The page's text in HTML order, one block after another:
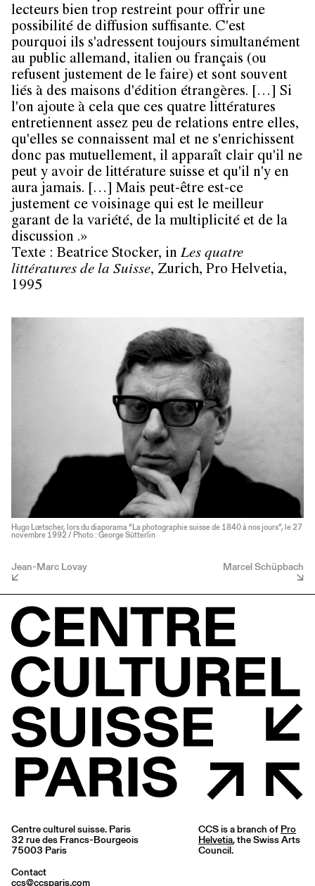
lecteurs bien trop restreint pour offrir une
possibilité de diffusion suffisante. C'est
pourquoi ils s'adressent toujours simultanément
au public allemand, italien ou français (ou
refusent justement de le faire) et sont souvent
liés à des maisons d'édition étrangères. […] Si
l'on ajoute à cela que ces quatre littératures
entretiennent assez peu de relations entre elles,
qu'elles se connaissent mal et ne s'enrichissent
donc pas mutuellement, il apparaît clair qu'il ne
peut y avoir de littérature suisse et qu'il n'y en
aura jamais. […] Mais peut-être est-ce
justement ce voisinage qui est le meilleur
garant de la variété, de la multiplicité et de la
discussion .»
Texte : Beatrice Stocker, in Les quatre
littératures de la Suisse, Zurich, Pro Helvetia,
1995
Hugo Lœtscher, lors du diaporama “La photographie suisse de 1840 à nos jours”, le 27
novembre 1992 / Photo : George Sütterlin
Jean-Marc Lovay Marcel Schüpbach
Centre culturel suisse. Paris
32 rue des Francs-Bourgeois
75003 Paris
Contact
ccs@ccsparis.com
CCS is a branch of Pro
Helvetia, the Swiss Arts
Council.